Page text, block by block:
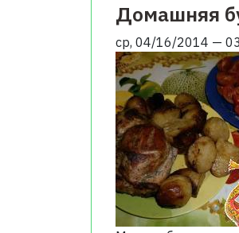
Домашняя
ср, 04/16/2014 —